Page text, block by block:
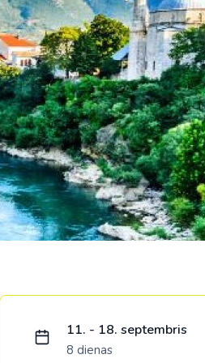
Kolumbija
Kostarika
Meksika
Panama
Ielādējam piedāvājumu...
11. - 18. septembris
8 dienas